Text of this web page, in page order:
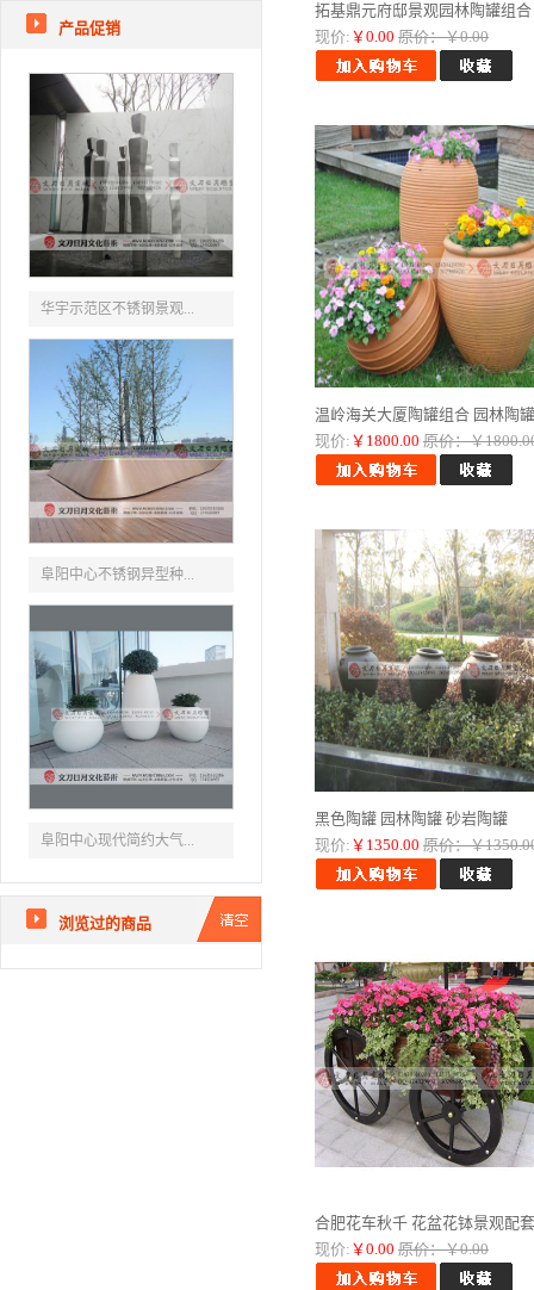
产品促销
华宇示范区不锈钢景观...
阜阳中心不锈钢异型种...
阜阳中心现代简约大气...
浏览过的商品
拓基鼎元府邸景观园林陶罐组合
现价: ￥0.00 原价：￥0.00
温岭海关大厦陶罐组合 园林陶
现价: ￥1800.00 原价：￥
黑色陶罐 园林陶罐 砂岩陶罐
现价: ￥1350.00 原价：￥
合肥花车秋千 花盆花钵景观配套
现价: ￥0.00 原价：￥0.00